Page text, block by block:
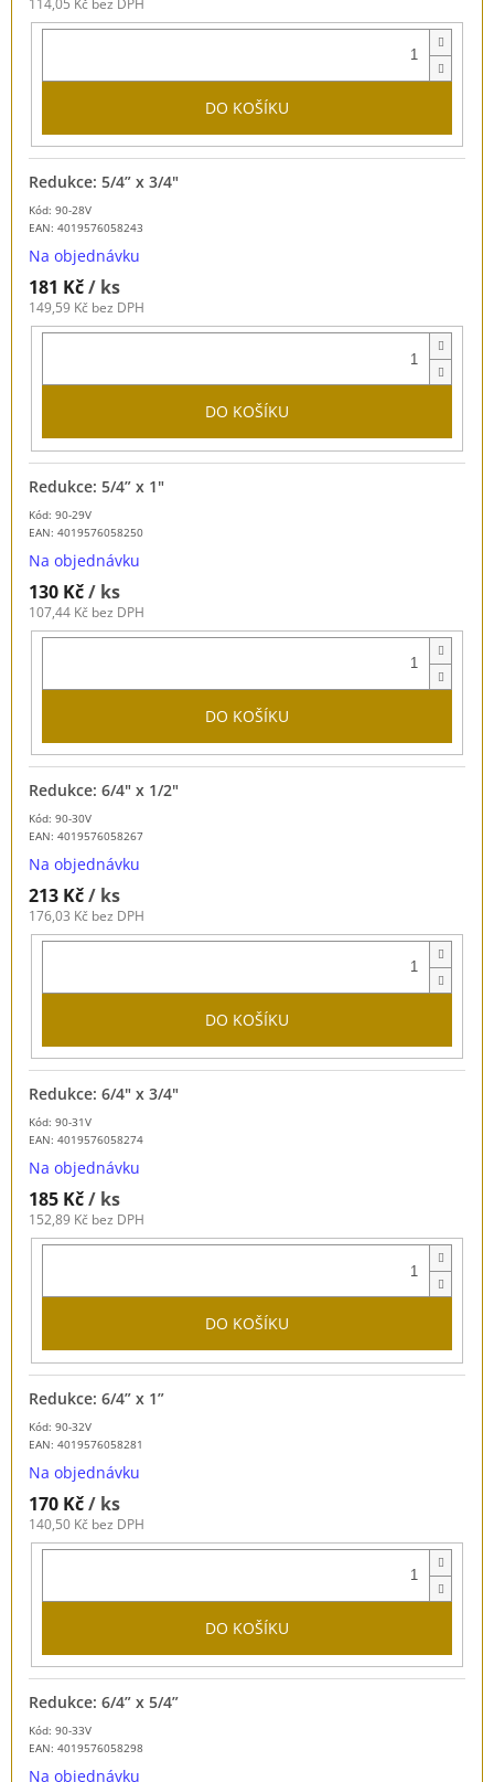
DO KOŠÍKU
Kód: 90-28V
EAN: 4019576058243
Redukce: 5/4” x 3/4"
Na objednávku
181 Kč/ ks
149,59 Kč bez DPH
DO KOŠÍKU
Kód: 90-29V
EAN: 4019576058250
Redukce: 5/4” x 1"
Na objednávku
130 Kč/ ks
107,44 Kč bez DPH
DO KOŠÍKU
Kód: 90-30V
EAN: 4019576058267
Redukce: 6/4" x 1/2"
Na objednávku
213 Kč/ ks
176,03 Kč bez DPH
DO KOŠÍKU
Kód: 90-31V
EAN: 4019576058274
Redukce: 6/4" x 3/4"
Na objednávku
185 Kč/ ks
152,89 Kč bez DPH
DO KOŠÍKU
Kód: 90-32V
EAN: 4019576058281
Redukce: 6/4” x 1”
Na objednávku
170 Kč/ ks
140,50 Kč bez DPH
DO KOŠÍKU
Kód: 90-33V
EAN: 4019576058298
Redukce: 6/4” x 5/4”
Na objednávku